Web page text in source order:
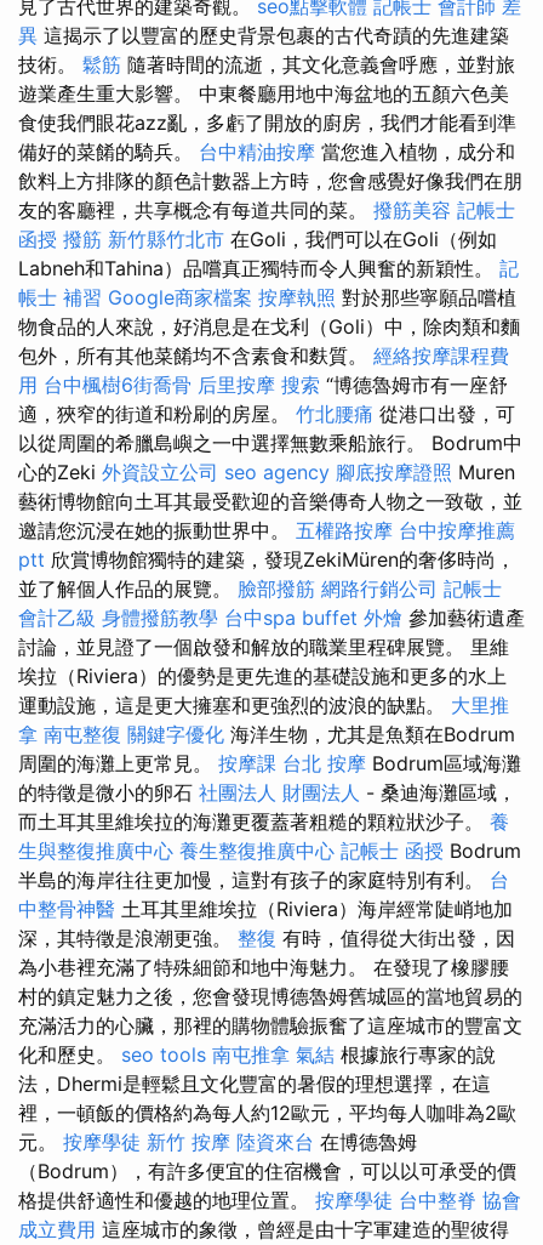
見了古代世界的建築奇觀。 seo點擊軟體 記帳士 會計師 差
異 這揭示了以豐富的歷史背景包裹的古代奇蹟的先進建築
技術。 鬆筋 隨著時間的流逝，其文化意義會呼應，並對旅
遊業產生重大影響。 中東餐廳用地中海盆地的五顏六色美
食使我們眼花azz亂，多虧了開放的廚房，我們才能看到準
備好的菜餚的騎兵。 台中精油按摩 當您進入植物，成分和
飲料上方排隊的顏色計數器上方時，您會感覺好像我們在朋
友的客廳裡，共享概念有每道共同的菜。 撥筋美容 記帳士
函授 撥筋 新竹縣竹北市 在Goli，我們可以在Goli（例如
Labneh和Tahina）品嚐真正獨特而令人興奮的新穎性。 記
帳士 補習 Google商家檔案 按摩執照 對於那些寧願品嚐植
物食品的人來說，好消息是在戈利（Goli）中，除肉類和麵
包外，所有其他菜餚均不含素食和麩質。 經絡按摩課程費
用 台中楓樹6街喬骨 后里按摩 搜索 “博德魯姆市有一座舒
適，狹窄的街道和粉刷的房屋。 竹北腰痛 從港口出發，可
以從周圍的希臘島嶼之一中選擇無數乘船旅行。 Bodrum中
心的Zeki 外資設立公司 seo agency 腳底按摩證照 Muren
藝術博物館向土耳其最受歡迎的音樂傳奇人物之一致敬，並
邀請您沉浸在她的振動世界中。 五權路按摩 台中按摩推薦
ptt 欣賞博物館獨特的建築，發現ZekiMüren的奢侈時尚，
並了解個人作品的展覽。 臉部撥筋 網路行銷公司 記帳士
會計乙級 身體撥筋教學 台中spa buffet 外燴 參加藝術遺產
討論，並見證了一個啟發和解放的職業里程碑展覽。 里維
埃拉（Riviera）的優勢是更先進的基礎設施和更多的水上
運動設施，這是更大擁塞和更強烈的波浪的缺點。 大里推
拿 南屯整復 關鍵字優化 海洋生物，尤其是魚類在Bodrum
周圍的海灘上更常見。 按摩課 台北 按摩 Bodrum區域海灘
的特徵是微小的卵石 社團法人 財團法人 - 桑迪海灘區域，
而土耳其里維埃拉的海灘更覆蓋著粗糙的顆粒狀沙子。 養
生與整復推廣中心 養生整復推廣中心 記帳士 函授 Bodrum
半島的海岸往往更加慢，這對有孩子的家庭特別有利。 台
中整骨神醫 土耳其里維埃拉（Riviera）海岸經常陡峭地加
深，其特徵是浪潮更強。 整復 有時，值得從大街出發，因
為小巷裡充滿了特殊細節和地中海魅力。 在發現了橡膠腰
村的鎮定魅力之後，您會發現博德魯姆舊城區的當地貿易的
充滿活力的心臟，那裡的購物體驗振奮了這座城市的豐富文
化和歷史。 seo tools 南屯推拿 氣結 根據旅行專家的說
法，Dhermi是輕鬆且文化豐富的暑假的理想選擇，在這
裡，一頓飯的價格約為每人約12歐元，平均每人咖啡為2歐
元。 按摩學徒 新竹 按摩 陸資來台 在博德魯姆
（Bodrum），有許多便宜的住宿機會，可以以可承受的價
格提供舒適性和優越的地理位置。 按摩學徒 台中整脊 協會
成立費用 這座城市的象徵，曾經是由十字軍建造的聖彼得